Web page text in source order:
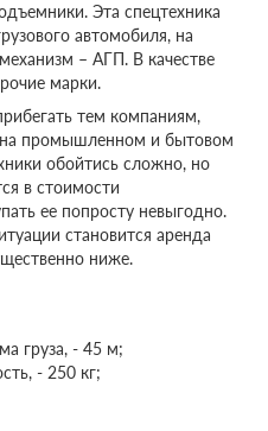
Эта спецтехника
автомобиля, на
– АГП. В качестве
марки.
тем компаниям,
на промышленном и бытовом
обойтись сложно, но
в стоимости
ее попросту невыгодно.
становится аренда
ниже.
груза, - 45 м;
- 250 кг;